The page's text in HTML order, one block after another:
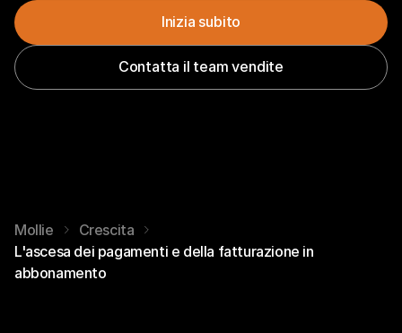
Inizia subito
Contatta il team vendite
Mollie
Crescita
L'ascesa dei pagamenti e della fatturazione in
abbonamento